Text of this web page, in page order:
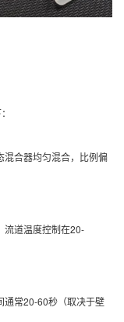
混合器均匀混合，比例偏
流道温度控制在20-
常20-60秒（取决于壁